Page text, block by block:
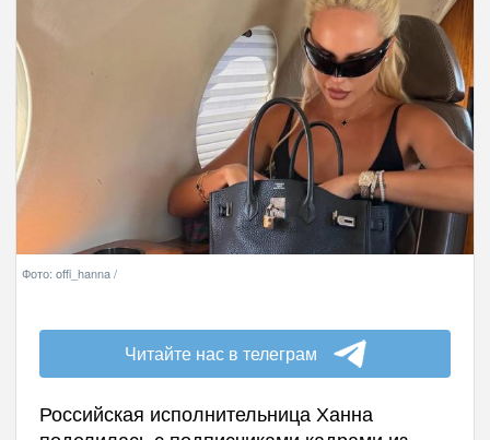
Фото: offi_hanna /
Читайте нас в телеграм
Российская исполнительница Ханна